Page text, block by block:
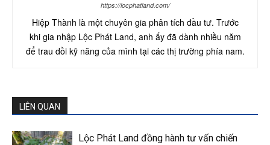
https://locphatland.com/
Hiệp Thành là một chuyên gia phân tích đầu tư. Trước
khi gia nhập Lộc Phát Land, anh ấy đã dành nhiều năm
để trau dồi kỹ năng của mình tại các thị trường phía nam.
LIÊN QUAN
Lộc Phát Land đồng hành tư vấn chiến